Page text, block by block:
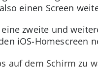
einen Screen
zweite und
iOS-Homescreen
auf dem Schirm zu